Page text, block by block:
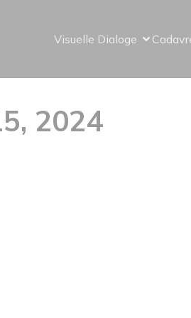
Visuelle Dialoge
2024